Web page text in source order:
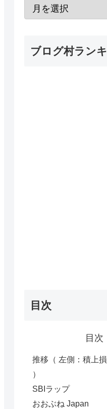
ブログ村ラン
目次
目次
推移（ 左側：積上
）
SBIラップ
おおぶね Japan